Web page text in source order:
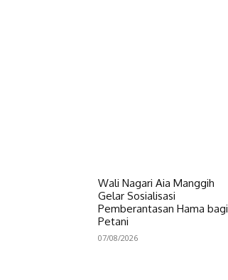
Wali Nagari Aia Manggih
Gelar Sosialisasi
Pemberantasan Hama bagi
Petani
07/08/2026